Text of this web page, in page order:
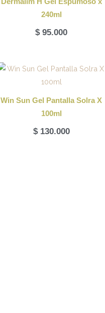
240ml
$95.000
Win Sun Gel Pantalla Solra X
100ml
$130.000